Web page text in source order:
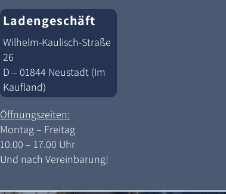
Ladengeschäft
Wilhelm-Kaulisch-Straße
26
D – 01844 Neustadt (Im
Kaufland)
Öffnungszeiten:
Montag – Freitag
10.00 – 17.00 Uhr
Und nach Vereinbarung!